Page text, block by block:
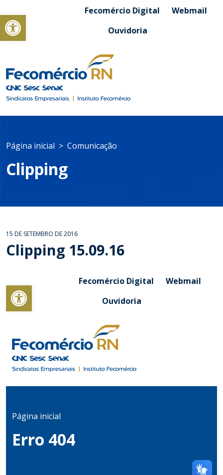
Abrir a barra de ferramentasFecomércio Digital
Webmail
Ouvidoria
Página inicial Comunicação
Clipping
15 DE SETEMBRO DE 2016
Clipping 15.09.16